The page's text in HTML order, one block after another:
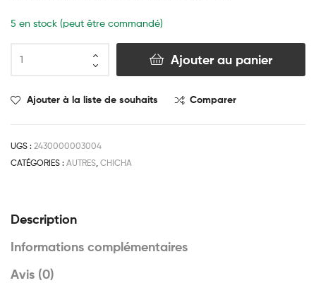
5 en stock (peut être commandé)
Ajouter au panier
Ajouter à la liste de souhaits Comparer
UGS : 2430000003004
CATÉGORIES : AUTRES, CHICHA
Description
Informations complémentaires
Avis (0)